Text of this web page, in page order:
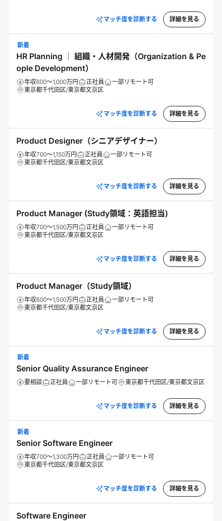
マッチ度を診断する 詳細を見る
新着
HR Planning ｜ 組織・人材開発（Organization & Pe
ople Development）
年収600～1,000万円 正社員
一部リモート可
東京都千代田区/東京都文京区
マッチ度を診断する 詳細を見る
Product Designer（シニアデザイナー）
年収700～1,150万円 正社員
一部リモート可
東京都千代田区/東京都文京区
マッチ度を診断する 詳細を見る
Product Manager (Study領域：英語担当)
年収700～1,500万円 正社員
一部リモート可
東京都千代田区/東京都文京区
マッチ度を診断する 詳細を見る
Product Manager（Study領域）
年収600～1,500万円 正社員
一部リモート可
東京都千代田区/東京都文京区
マッチ度を診断する 詳細を見る
新着
Senior Quality Assurance Engineer
要相談 正社員 一部リモート可 東京都千代田区/東京都文京区
マッチ度を診断する 詳細を見る
新着
Senior Software Engineer
年収700～1,300万円 正社員
一部リモート可
東京都千代田区/東京都文京区
マッチ度を診断する 詳細を見る
Software Engineer